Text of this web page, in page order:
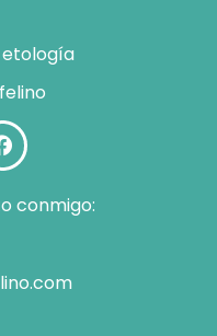
etología
conmigo: